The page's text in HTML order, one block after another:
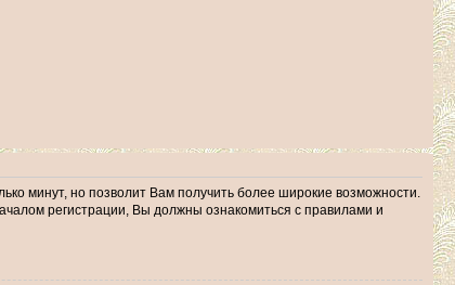
минут, но позволит Вам получить более широкие возможности.
регистрации, Вы должны ознакомиться с правилами и